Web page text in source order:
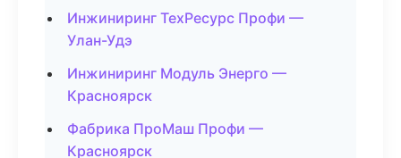
Инжиниринг ТехРесурс Профи —
Улан-Удэ
Инжиниринг Модуль Энерго —
Красноярск
Фабрика ПроМаш Профи —
Красноярск